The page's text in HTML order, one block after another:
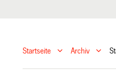
Startseite Archiv